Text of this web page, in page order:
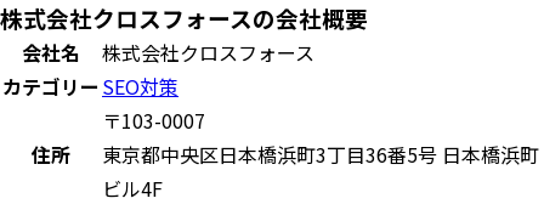
株式会社クロスフォースの会社概要
会社名
株式会社クロスフォース
カテゴリー SEO対策
住所
〒103-0007
東京都中央区日本橋浜町3丁目36番5号 日本橋浜町
ビル4F